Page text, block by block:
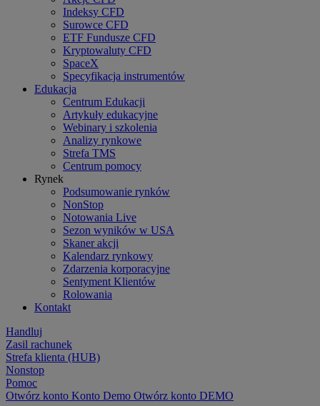
Indeksy CFD
Surowce CFD
ETF Fundusze CFD
Kryptowaluty CFD
SpaceX
Specyfikacja instrumentów
Edukacja
Centrum Edukacji
Artykuły edukacyjne
Webinary i szkolenia
Analizy rynkowe
Strefa TMS
Centrum pomocy
Rynek
Podsumowanie rynków
NonStop
Notowania Live
Sezon wyników w USA
Skaner akcji
Kalendarz rynkowy
Zdarzenia korporacyjne
Sentyment Klientów
Rolowania
Kontakt
Handluj
Zasil rachunek
Strefa klienta (HUB)
Nonstop
Pomoc
Otwórz konto Konto Demo Otwórz konto DEMO